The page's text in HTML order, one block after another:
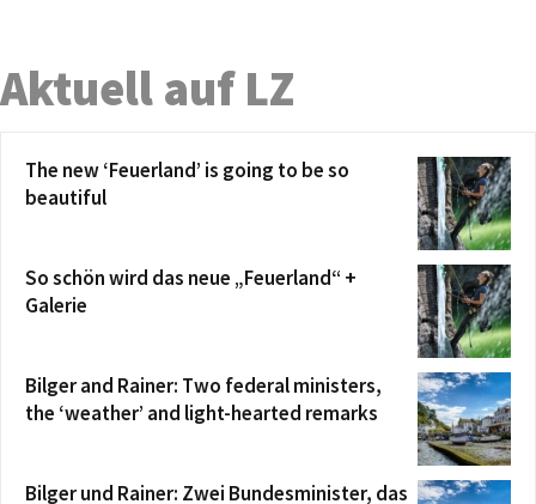
Aktuell auf LZ
The new ‘Feuerland’ is going to be so
beautiful
So schön wird das neue „Feuerland“ +
Galerie
Bilger and Rainer: Two federal ministers,
the ‘weather’ and light-hearted remarks
Bilger und Rainer: Zwei Bundesminister, das